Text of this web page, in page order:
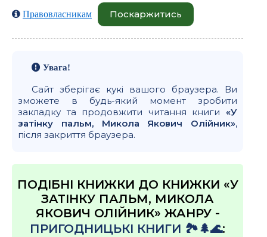
Правовласникам Поскаржитись
Увага!
Сайт зберігає кукі вашого браузера. Ви
зможете в будь-який момент зробити
закладку та продовжити читання книги «У
затiнку пальм, Микола Якович Олійник»,
після закриття браузера.
ПОДІБНІ КНИЖКИ ДО КНИЖКИ «У
ЗАТIНКУ ПАЛЬМ, МИКОЛА
ЯКОВИЧ ОЛІЙНИК» ЖАНРУ -
ПРИГОДНИЦЬКІ КНИГИ 🏞️🌲🌊: